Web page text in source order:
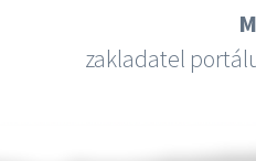
zakladatel